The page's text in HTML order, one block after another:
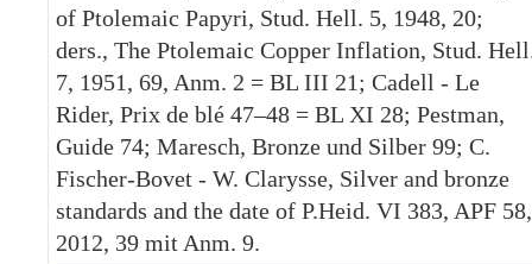
of Ptolemaic Papyri, Stud. Hell. 5, 1948, 20;
ders., The Ptolemaic Copper Inflation, Stud.
7, 1951, 69, Anm. 2 = BL III 21; Cadell - Le
Rider, Prix de blé 47–48 = BL XI 28; Pestman,
Guide 74; Maresch, Bronze und Silber 99; C.
Fischer-Bovet - W. Clarysse, Silver and bronze
standards and the date of P.Heid. VI 383, APF 58,
2012, 39 mit Anm. 9.